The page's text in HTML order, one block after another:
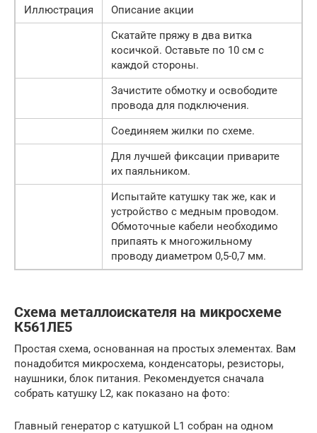
Иллюстрация
Описание акции
Скатайте пряжу в два витка
косичкой. Оставьте по 10 см с
каждой стороны.
Зачистите обмотку и освободите
провода для подключения.
Соединяем жилки по схеме.
Для лучшей фиксации приварите
их паяльником.
Испытайте катушку так же, как и
устройство с медным проводом.
Обмоточные кабели необходимо
припаять к многожильному
проводу диаметром 0,5-0,7 мм.
Схема металлоискателя на микросхеме
К561ЛЕ5
Простая схема, основанная на простых элементах. Вам
понадобится микросхема, конденсаторы, резисторы,
наушники, блок питания. Рекомендуется сначала
собрать катушку L2, как показано на фото:
Главный генератор с катушкой L1 собран на одном